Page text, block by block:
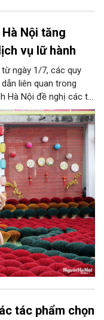
Nội tăng
vụ lữ hành
ngày 1/7, các quy
liên quan trong
Hà Nội đề nghị các tổ
vụ lữ hành trên địa
quan trọng. Qua đó
phát triển du lịch Hà
tác phẩm chọn